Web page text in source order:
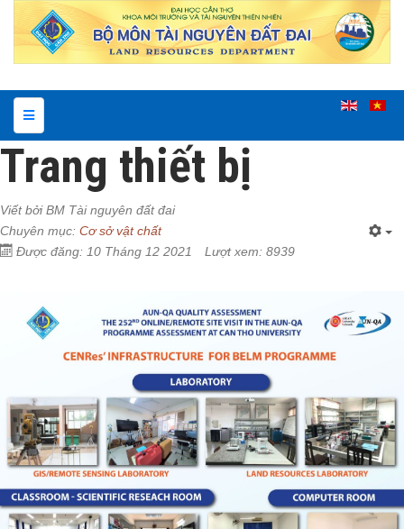
Trang thiết bị
Viết bởiBM Tài nguyên đất đai
Chuyên mục: Cơ sở vật chất
Được đăng: 10 Tháng 12 2021
Lượt xem: 8939